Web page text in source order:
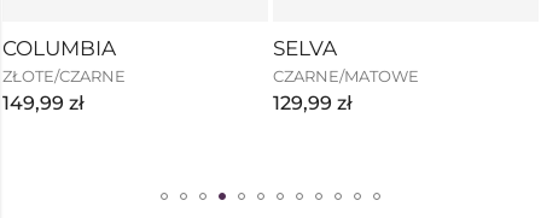
COLUMBIA
ZŁOTE/CZARNE
149,99 zł
SELVA
CZARNE/MATOWE
129,99 zł